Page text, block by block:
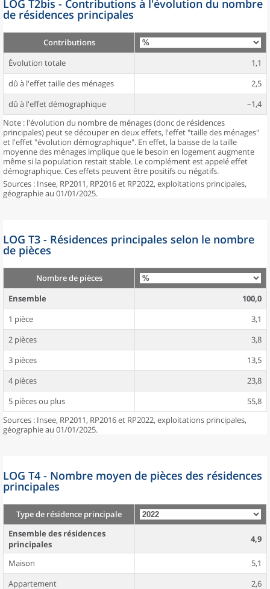
LOG T2bis - Contributions à l'évolution du nombre
de résidences principales
Contributions
Évolution totale
1,1
dû à l'effet taille des ménages
2,5
dû à l'effet démographique
–1,4
Note : l'évolution du nombre de ménages (donc de résidences
principales) peut se découper en deux effets, l'effet "taille des ménages"
et l'effet "évolution démographique". En effet, la baisse de la taille
moyenne des ménages implique que le besoin en logement augmente
même si la population restait stable. Le complément est appelé effet
démographique. Ces effets peuvent être positifs ou négatifs.
Sources : Insee, RP2011, RP2016 et RP2022, exploitations principales,
géographie au 01/01/2025.
LOG T3 - Résidences principales selon le nombre
de pièces
Nombre de pièces
Ensemble
100,0
1 pièce
3,1
2 pièces
3,8
3 pièces
13,5
4 pièces
23,8
5 pièces ou plus
55,8
Sources : Insee, RP2011, RP2016 et RP2022, exploitations principales,
géographie au 01/01/2025.
LOG T4 - Nombre moyen de pièces des résidences
principales
Type de résidence principale
Ensemble des résidences
principales
4,9
Maison
5,1
Appartement
2,6